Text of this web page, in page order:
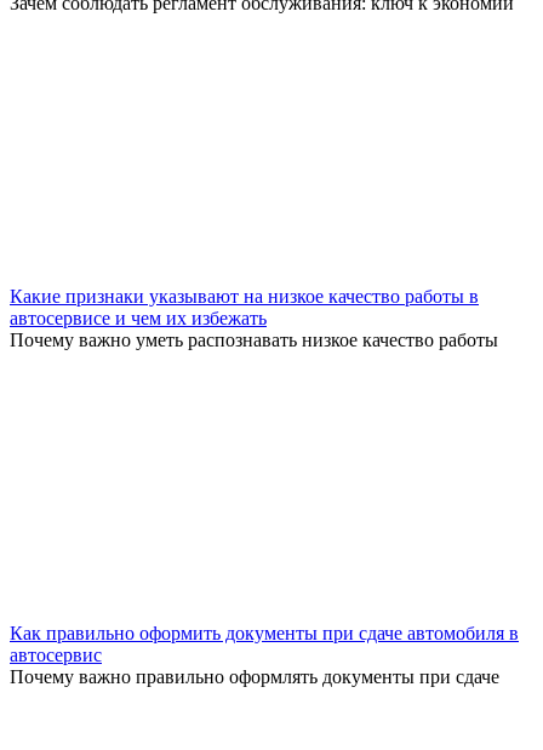
Какие признаки указывают на низкое качество работы в
автосервисе и чем их избежать
Почему важно уметь распознавать низкое качество работы
Как правильно оформить документы при сдаче автомобиля в
автосервис
Почему важно правильно оформлять документы при сдаче